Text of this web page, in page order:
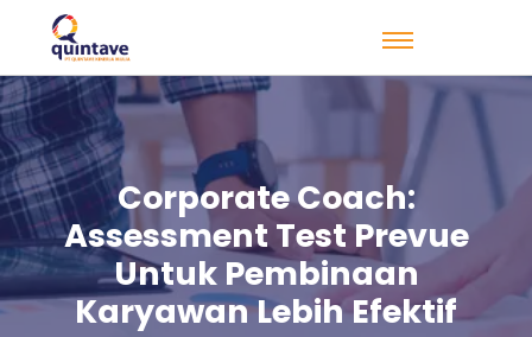
Corporate Coach:
Assessment Test Prevue
Untuk Pembinaan
Karyawan Lebih Efektif